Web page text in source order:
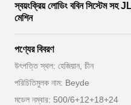
স্বয়ংক্রিয় লোডিং ববিন সিস্টেম সহ
মেশিন
পণ্যের বিবরণ
উৎপত্তি স্থল: হেজিয়ান, চীন
পরিচিতিমুলক নাম: Beyde
মডেল নম্বার: 500/6+12+18+24